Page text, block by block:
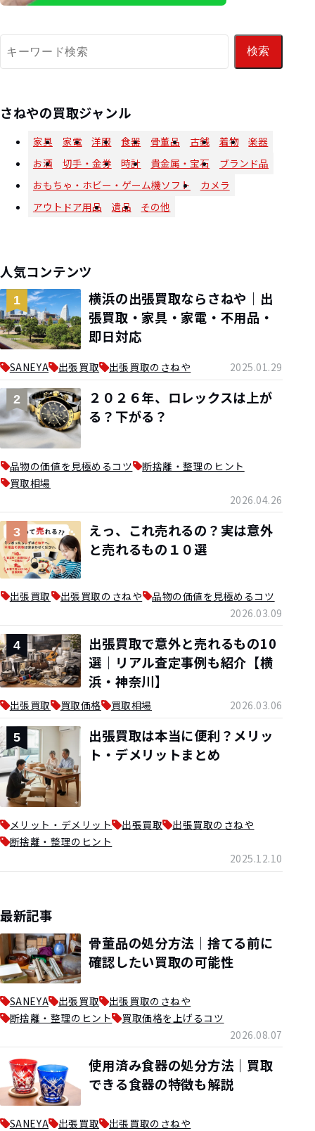
検索
さねやの買取ジャンル
家具 家電 洋服 食器 骨董品 古銭 着物
楽器
お酒
切手・金券 時計 貴金属・宝石
ブランド品
おもちゃ・ホビー・ゲーム機ソフト
カメラ
アウトドア用品
遺品 その他
人気コンテンツ
1
横浜の出張買取ならさねや｜出
張買取・家具・家電・不用品・
即日対応
SANEYA 出張買取 出張買取のさねや 2025.01.29
2
２０２６年、ロレックスは上が
る？下がる？
品物の価値を見極めるコツ
断捨離・整理のヒント
買取相場
2026.04.26
3
えっ、これ売れるの？実は意外
と売れるもの１０選
出張買取 出張買取のさねや
品物の価値を見極めるコツ
2026.03.09
4
出張買取で意外と売れるもの10
選｜リアル査定事例も紹介【横
浜・神奈川】
出張買取 買取価格 買取相場 2026.03.06
5
出張買取は本当に便利？メリッ
ト・デメリットまとめ
メリット・デメリット 出張買取
出張買取のさねや
断捨離・整理のヒント
2025.12.10
最新記事
骨董品の処分方法｜捨てる前に
確認したい買取の可能性
SANEYA 出張買取
出張買取のさねや
断捨離・整理のヒント
買取価格を上げるコツ
2026.08.07
使用済み食器の処分方法｜買取
できる食器の特徴も解説
SANEYA 出張買取
出張買取のさねや